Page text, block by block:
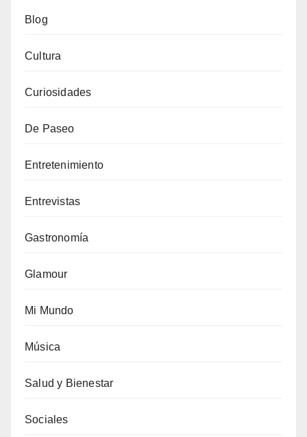
Blog
Cultura
Curiosidades
De Paseo
Entretenimiento
Entrevistas
Gastronomía
Glamour
Mi Mundo
Música
Salud y Bienestar
Sociales